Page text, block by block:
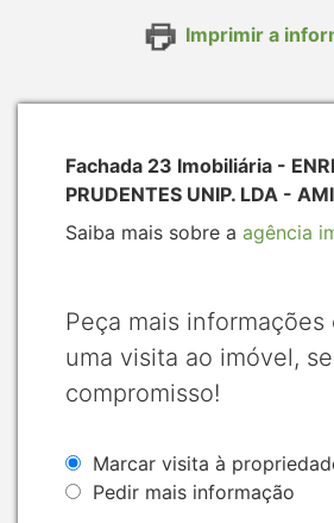
Imprimir a
Fachada 23 Imobiliária -
PRUDENTES UNIP. LDA -
Saiba mais sobre a agência
Peça mais informações
uma visita ao imóvel,
compromisso!
Marcar visita à
Pedir mais informação